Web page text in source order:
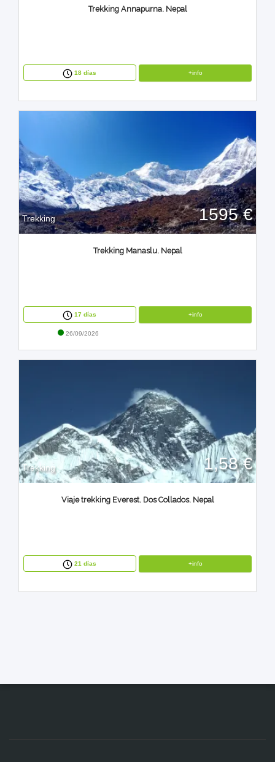
Trekking Annapurna. Nepal
18 días +info
Trekking 1595 €
Trekking Manaslu. Nepal
17 días +info
26/09/2026
Trekking 1,58 €
Viaje trekking Everest. Dos Collados. Nepal
21 días +info